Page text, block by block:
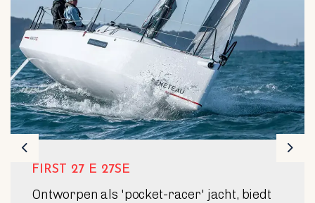
Previous
FIRST 36 E 36SE
De essentie van sportzeilen in een 36-